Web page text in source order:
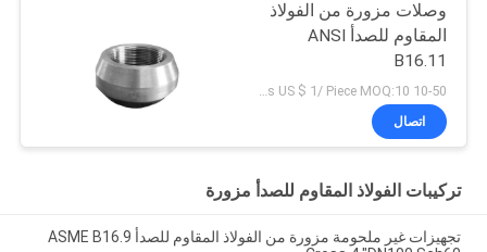
وصلات مزورة من الفولاذ
المقاوم للصدأ ANSI
B16.11
اتصال
تركيبات الفولاذ المقاوم للصدأ مزورة
تجهيزات غير ملحومة مزورة من الفولاذ المقاوم للصدأ ASME B16.9